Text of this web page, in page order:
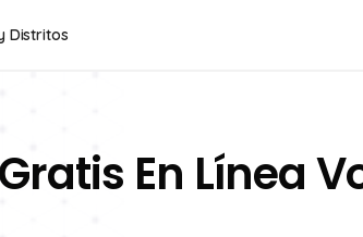
Distritos
En Línea